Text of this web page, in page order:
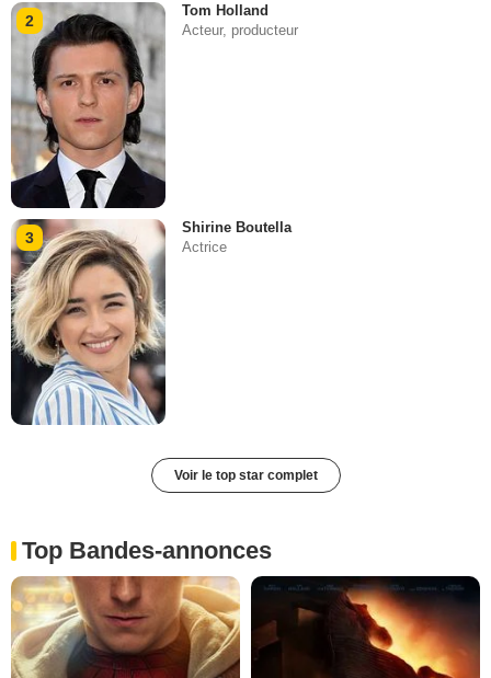
2
Tom Holland
Acteur, producteur
3
Shirine Boutella
Actrice
Voir le top star complet
Top Bandes-annonces